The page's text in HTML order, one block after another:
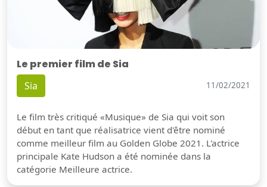
Le premier film de Sia
Sia 11/02/2021
Le film très critiqué «Musique» de Sia qui voit son
début en tant que réalisatrice vient d'être nominé
comme meilleur film au Golden Globe 2021. L'actrice
principale Kate Hudson a été nominée dans la
catégorie Meilleure actrice.